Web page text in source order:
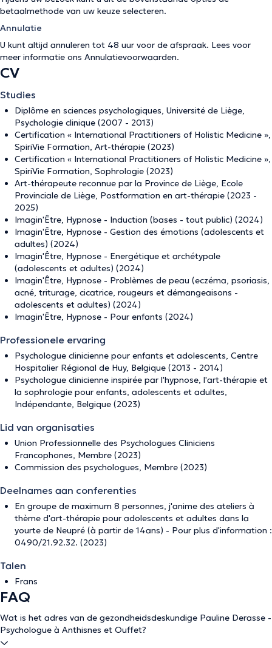
betaalmethode van uw keuze selecteren.
Annulatie
U kunt altijd annuleren tot 48 uur voor de afspraak. Lees voor
meer informatie ons Annulatievoorwaarden.
CV
Studies
Diplôme en sciences psychologiques, Université de Liège,
Psychologie clinique (2007 - 2013)
Certification « International Practitioners of Holistic Medicine »,
SpiriVie Formation, Art-thérapie (2023)
Certification « International Practitioners of Holistic Medicine »,
SpiriVie Formation, Sophrologie (2023)
Art-thérapeute reconnue par la Province de Liège, Ecole
Provinciale de Liège, Postformation en art-thérapie (2023 -
2025)
Imagin'Être, Hypnose - Induction (bases - tout public) (2024)
Imagin'Être, Hypnose - Gestion des émotions (adolescents et
adultes) (2024)
Imagin'Être, Hypnose - Energétique et archétypale
(adolescents et adultes) (2024)
Imagin'Être, Hypnose - Problèmes de peau (eczéma, psoriasis,
acné, triturage, cicatrice, rougeurs et démangeaisons -
adolescents et adultes) (2024)
Imagin'Être, Hypnose - Pour enfants (2024)
Professionele ervaring
Psychologue clinicienne pour enfants et adolescents, Centre
Hospitalier Régional de Huy, Belgique (2013 - 2014)
Psychologue clinicienne inspirée par l'hypnose, l'art-thérapie et
la sophrologie pour enfants, adolescents et adultes,
Indépendante, Belgique (2023)
Lid van organisaties
Union Professionnelle des Psychologues Cliniciens
Francophones, Membre (2023)
Commission des psychologues, Membre (2023)
Deelnames aan conferenties
En groupe de maximum 8 personnes, j'anime des ateliers à
thème d'art-thérapie pour adolescents et adultes dans la
yourte de Neupré (à partir de 14ans) - Pour plus d'information :
0490/21.92.32. (2023)
Talen
Frans
FAQ
Wat is het adres van de gezondheidsdeskundige Pauline Derasse -
Psychologue à Anthisnes et Ouffet?